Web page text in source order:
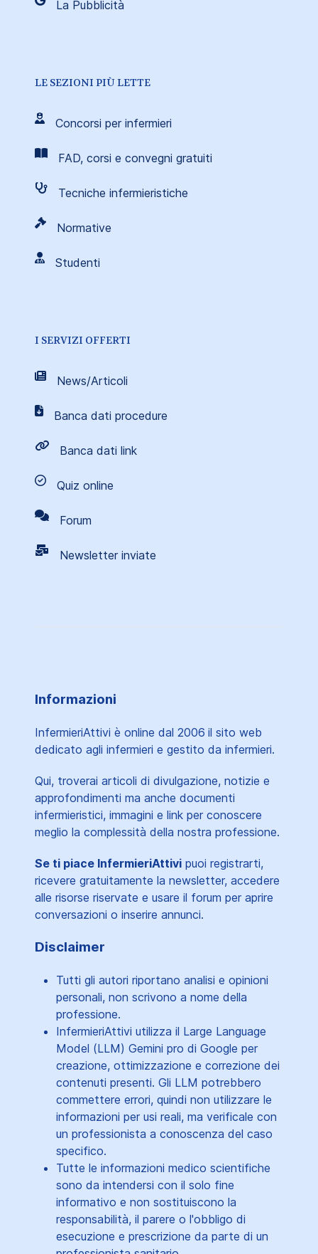
La Pubblicità
LE SEZIONI PIÙ LETTE
Concorsi per infermieri
FAD, corsi e convegni gratuiti
Tecniche infermieristiche
Normative
Studenti
I SERVIZI OFFERTI
News/Articoli
Banca dati procedure
Banca dati link
Quiz online
Forum
Newsletter inviate
Informazioni
InfermieriAttivi è online dal 2006 il sito web
dedicato agli infermieri e gestito da infermieri.
Qui, troverai articoli di divulgazione, notizie e
approfondimenti ma anche documenti
infermieristici, immagini e link per conoscere
meglio la complessità della nostra professione.
Se ti piace InfermieriAttivi puoi registrarti,
ricevere gratuitamente la newsletter, accedere
alle risorse riservate e usare il forum per aprire
conversazioni o inserire annunci.
Disclaimer
Tutti gli autori riportano analisi e opinioni
personali, non scrivono a nome della
professione.
InfermieriAttivi utilizza il Large Language
Model (LLM) Gemini pro di Google per
creazione, ottimizzazione e correzione dei
contenuti presenti. Gli LLM potrebbero
commettere errori, quindi non utilizzare le
informazioni per usi reali, ma verificale con
un professionista a conoscenza del caso
specifico.
Tutte le informazioni medico scientifiche
sono da intendersi con il solo fine
informativo e non sostituiscono la
responsabilità, il parere o l'obbligo di
esecuzione e prescrizione da parte di un